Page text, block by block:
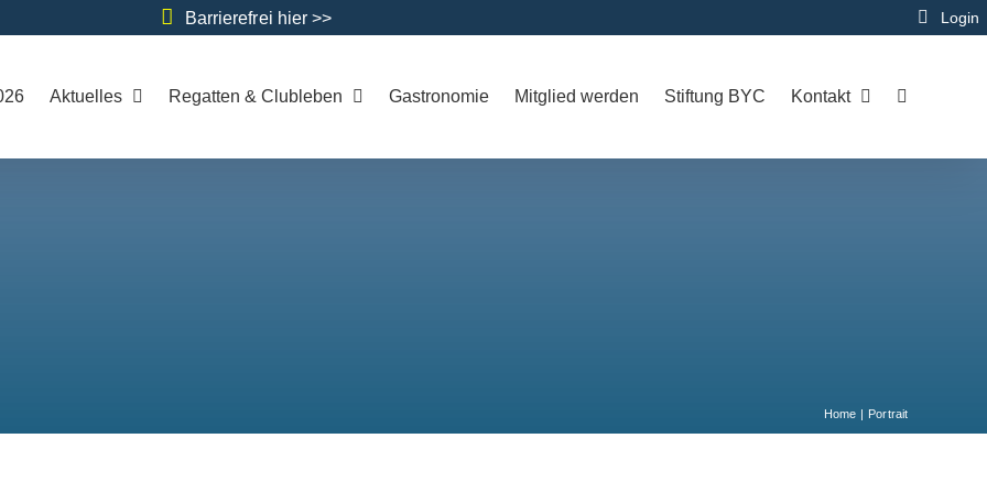
Barrierefrei hier >> Login
Aktuelles Regatten & Clubleben Gastronomie Mitglied werden Stiftung BYC Kontakt
Home Portrait